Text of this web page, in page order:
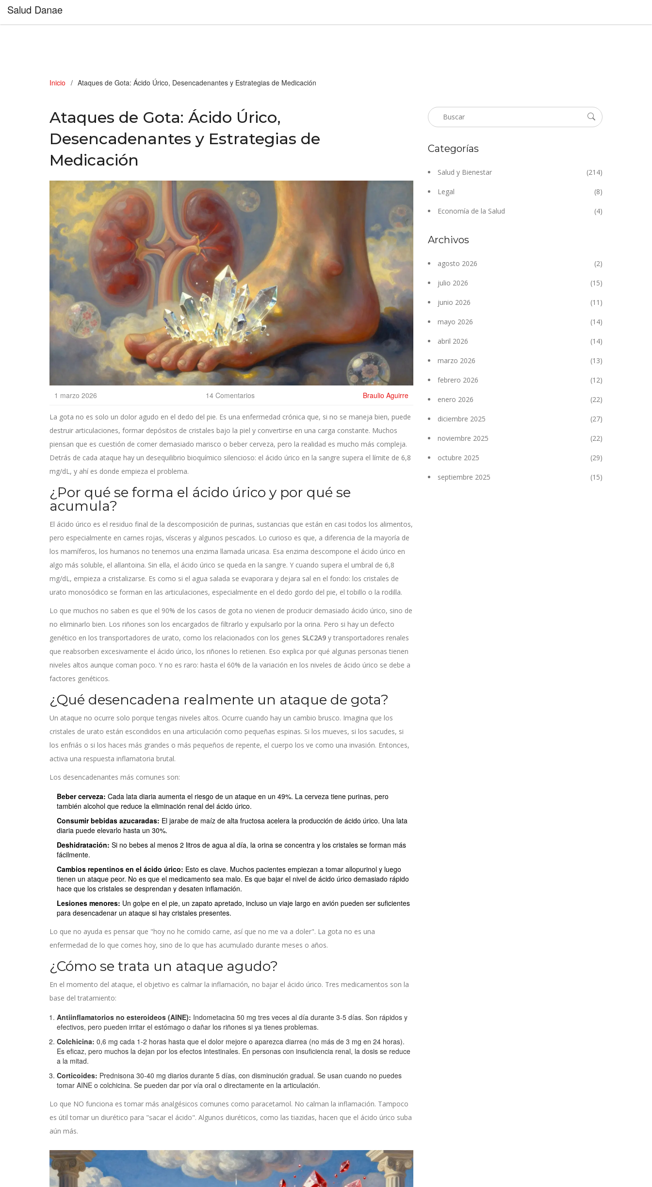
Salud Danae
Inicio Ataques de Gota: Ácido Úrico, Desencadenantes y Estrategias de Medicación
Ataques de Gota: Ácido Úrico,
Desencadenantes y Estrategias de
Medicación
1 marzo 2026 14 Comentarios Braulio Aguirre
La gota no es solo un dolor agudo en el dedo del pie. Es una enfermedad crónica que, si no se maneja bien, puede
destruir articulaciones, formar depósitos de cristales bajo la piel y convertirse en una carga constante. Muchos
piensan que es cuestión de comer demasiado marisco o beber cerveza, pero la realidad es mucho más compleja.
Detrás de cada ataque hay un desequilibrio bioquímico silencioso: el ácido úrico en la sangre supera el límite de 6,8
mg/dL, y ahí es donde empieza el problema.
¿Por qué se forma el ácido úrico y por qué se
acumula?
El ácido úrico es el residuo final de la descomposición de purinas, sustancias que están en casi todos los alimentos,
pero especialmente en carnes rojas, vísceras y algunos pescados. Lo curioso es que, a diferencia de la mayoría de
los mamíferos, los humanos no tenemos una enzima llamada uricasa. Esa enzima descompone el ácido úrico en
algo más soluble, el allantoina. Sin ella, el ácido úrico se queda en la sangre. Y cuando supera el umbral de 6,8
mg/dL, empieza a cristalizarse. Es como si el agua salada se evaporara y dejara sal en el fondo: los cristales de
urato monosódico se forman en las articulaciones, especialmente en el dedo gordo del pie, el tobillo o la rodilla.
Lo que muchos no saben es que el 90% de los casos de gota no vienen de producir demasiado ácido úrico, sino de
no eliminarlo bien. Los riñones son los encargados de filtrarlo y expulsarlo por la orina. Pero si hay un defecto
genético en los transportadores de urato, como los relacionados con los genes SLC2A9 y transportadores renales
que reabsorben excesivamente el ácido úrico, los riñones lo retienen. Eso explica por qué algunas personas tienen
niveles altos aunque coman poco. Y no es raro: hasta el 60% de la variación en los niveles de ácido úrico se debe a
factores genéticos.
¿Qué desencadena realmente un ataque de gota?
Un ataque no ocurre solo porque tengas niveles altos. Ocurre cuando hay un cambio brusco. Imagina que los
cristales de urato están escondidos en una articulación como pequeñas espinas. Si los mueves, si los sacudes, si
los enfriás o si los haces más grandes o más pequeños de repente, el cuerpo los ve como una invasión. Entonces,
activa una respuesta inflamatoria brutal.
Los desencadenantes más comunes son:
Beber cerveza: Cada lata diaria aumenta el riesgo de un ataque en un 49%. La cerveza tiene purinas, pero
también alcohol que reduce la eliminación renal del ácido úrico.
Consumir bebidas azucaradas: El jarabe de maíz de alta fructosa acelera la producción de ácido úrico. Una lata
diaria puede elevarlo hasta un 30%.
Deshidratación: Si no bebes al menos 2 litros de agua al día, la orina se concentra y los cristales se forman más
fácilmente.
Cambios repentinos en el ácido úrico: Esto es clave. Muchos pacientes empiezan a tomar allopurinol y luego
tienen un ataque peor. No es que el medicamento sea malo. Es que bajar el nivel de ácido úrico demasiado rápido
hace que los cristales se desprendan y desaten inflamación.
Lesiones menores: Un golpe en el pie, un zapato apretado, incluso un viaje largo en avión pueden ser suficientes
para desencadenar un ataque si hay cristales presentes.
Lo que no ayuda es pensar que "hoy no he comido carne, así que no me va a doler". La gota no es una
enfermedad de lo que comes hoy, sino de lo que has acumulado durante meses o años.
¿Cómo se trata un ataque agudo?
En el momento del ataque, el objetivo es calmar la inflamación, no bajar el ácido úrico. Tres medicamentos son la
base del tratamiento:
Antiinflamatorios no esteroideos (AINE): Indometacina 50 mg tres veces al día durante 3-5 días. Son rápidos y
efectivos, pero pueden irritar el estómago o dañar los riñones si ya tienes problemas.
Colchicina: 0,6 mg cada 1-2 horas hasta que el dolor mejore o aparezca diarrea (no más de 3 mg en 24 horas).
Es eficaz, pero muchos la dejan por los efectos intestinales. En personas con insuficiencia renal, la dosis se reduce
a la mitad.
Corticoides: Prednisona 30-40 mg diarios durante 5 días, con disminución gradual. Se usan cuando no puedes
tomar AINE o colchicina. Se pueden dar por vía oral o directamente en la articulación.
Lo que NO funciona es tomar más analgésicos comunes como paracetamol. No calman la inflamación. Tampoco
es útil tomar un diurético para "sacar el ácido". Algunos diuréticos, como las tiazidas, hacen que el ácido úrico suba
aún más.
Categorías
Salud y Bienestar (214)
Legal (8)
Economía de la Salud (4)
Archivos
agosto 2026 (2)
julio 2026 (15)
junio 2026 (11)
mayo 2026 (14)
abril 2026 (14)
marzo 2026 (13)
febrero 2026 (12)
enero 2026 (22)
diciembre 2025 (27)
noviembre 2025 (22)
octubre 2025 (29)
septiembre 2025 (15)